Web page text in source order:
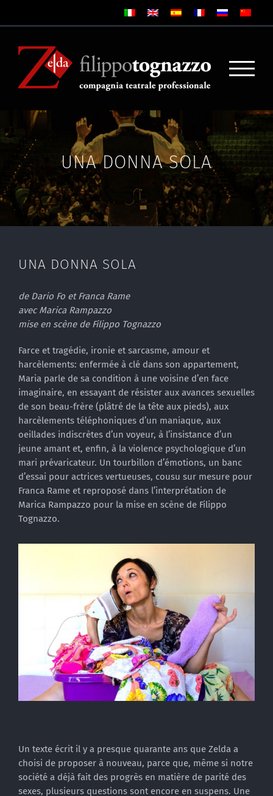
UNA DONNA SOLA
UNA DONNA SOLA
de Dario Fo et Franca Rame
avec Marica Rampazzo
mise en scène de Filippo Tognazzo
Farce et tragédie, ironie et sarcasme, amour et
harcèlements: enfermée à clé dans son appartement,
Maria parle de sa condition à une voisine d’en face
imaginaire, en essayant de résister aux avances sexuelles
de son beau-frère (plâtré de la tête aux pieds), aux
harcèlements téléphoniques d’un maniaque, aux
oeillades indiscrètes d’un voyeur, à l’insistance d’un
jeune amant et, enfin, à la violence psychologique d’un
mari prévaricateur. Un tourbillon d’émotions, un banc
d’essai pour actrices vertueuses, cousu sur mesure pour
Franca Rame et reproposé dans l’interprétation de
Marica Rampazzo pour la mise en scène de Filippo
Tognazzo.
Un texte écrit il y a presque quarante ans que Zelda a
choisi de proposer à nouveau, parce que, même si notre
société a déjà fait des progrès en matière de parité des
sexes, plusieurs questions sont encore en suspens. Une